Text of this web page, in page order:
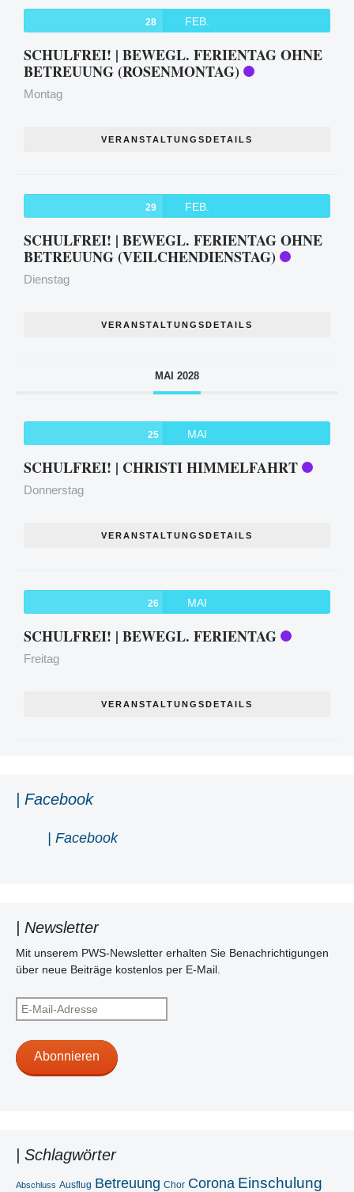
28 FEB.
SCHULFREI! | BEWEGL. FERIENTAG OHNE
BETREUUNG (ROSENMONTAG)
Montag
VERANSTALTUNGSDETAILS
29 FEB.
SCHULFREI! | BEWEGL. FERIENTAG OHNE
BETREUUNG (VEILCHENDIENSTAG)
Dienstag
VERANSTALTUNGSDETAILS
MAI 2028
25 MAI
SCHULFREI! | CHRISTI HIMMELFAHRT
Donnerstag
VERANSTALTUNGSDETAILS
26 MAI
SCHULFREI! | BEWEGL. FERIENTAG
Freitag
VERANSTALTUNGSDETAILS
| Facebook
| Facebook
| Newsletter
Mit unserem PWS-Newsletter erhalten Sie Benachrichtigungen
über neue Beiträge kostenlos per E-Mail.
E-
Mail-
Adresse
Abonnieren
| Schlagwörter
Abschluss Ausflug Betreuung Chor Corona Einschulung